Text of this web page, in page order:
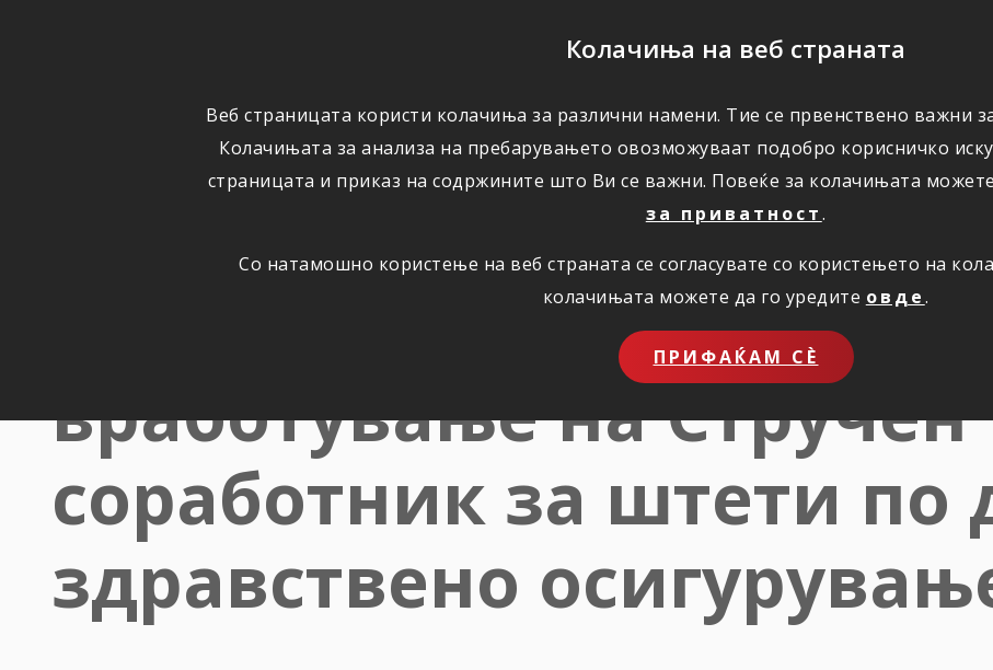
Колачиња на веб страната
Веб страницата користи колачиња за различни намени. Тие се првенствено важни
Колачињата за анализа на пребарувањето овозможуваат подобро корисничко
страницата и приказ на содржините што Ви се важни. Повеќе за колачињата
за приватност.
Со натамошно користење на веб страната се согласувате со користењето на
колачињата можете да го уредите овде.
ПРИФАЌАМ СЀ
ОСИГУРУВАЊЕ ШТЕТИ ПОВОЛНОСТИ КОРИСНО ЗА НАС
Триглав објавува оглас за
вработување на Стручен
соработник за штети по
здравствено